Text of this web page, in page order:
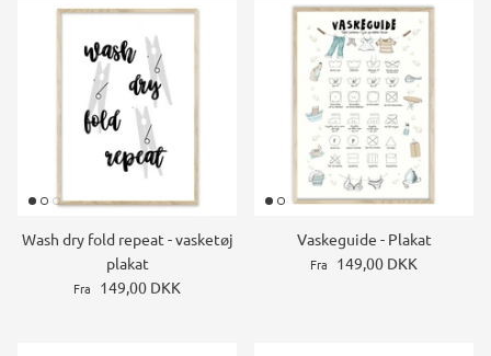
Wash dry fold repeat - vasketøj
plakat
Fra 149,00 DKK
Vaskeguide - Plakat
Fra 149,00 DKK